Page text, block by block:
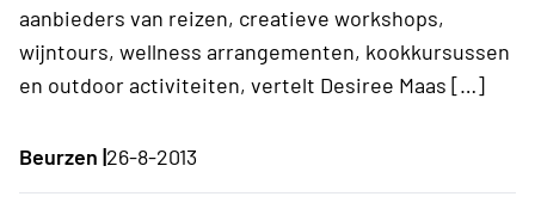
aanbieders van reizen, creatieve workshops,
wijntours, wellness arrangementen, kookkursussen
en outdoor activiteiten, vertelt Desiree Maas […]
Beurzen |26-8-2013